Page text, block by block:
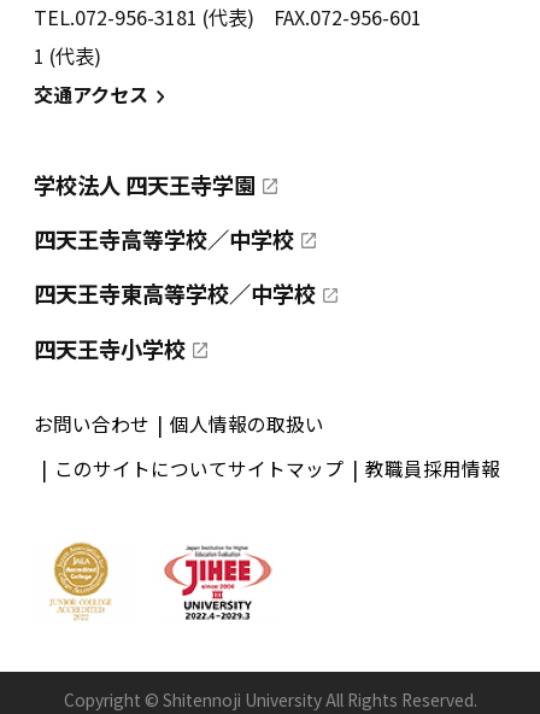
TEL.072-956-3181 (代表) FAX.072-956-601
1 (代表)
交通アクセス
学校法人 四天王寺学園
四天王寺高等学校／中学校
四天王寺東高等学校／中学校
四天王寺小学校
お問い合わせ
個人情報の取扱い
このサイトについてサイトマップ 教職員採用情報
Copyright © Shitennoji University All Rights Reserved.